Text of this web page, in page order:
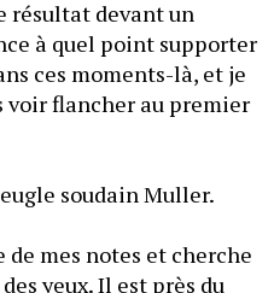
résultat devant un
à quel point supporter
ces moments-là, et je
voir flancher au premier
soudain Muller.
de mes notes et cherche
yeux. Il est près du